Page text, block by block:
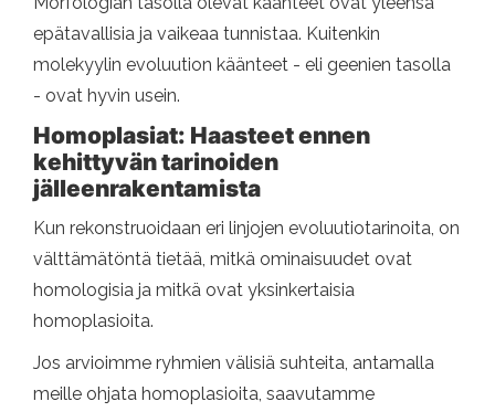
epätavallisia ja vaikeaa tunnistaa. Kuitenkin
molekyylin evoluution käänteet - eli geenien tasolla
- ovat hyvin usein.
Homoplasiat: Haasteet ennen
kehittyvän tarinoiden
jälleenrakentamista
Kun rekonstruoidaan eri linjojen evoluutiotarinoita, on
välttämätöntä tietää, mitkä ominaisuudet ovat
homologisia ja mitkä ovat yksinkertaisia ​​
homoplasioita.
Jos arvioimme ryhmien välisiä suhteita, antamalla
meille ohjata homoplasioita, saavutamme